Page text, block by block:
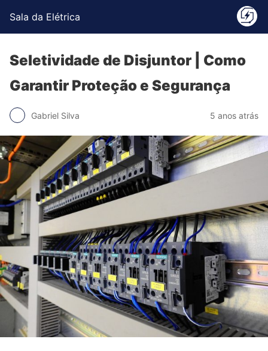
Sala da Elétrica
Seletividade de Disjuntor | Como
Garantir Proteção e Segurança
Gabriel Silva 5 anos atrás